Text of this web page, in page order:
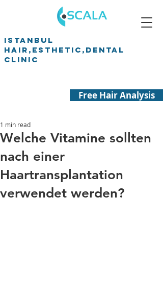
ISTANBUL
HAIR,ESTHETIC,DENTAL
CLINIC
Free Hair Analysis
Welche Vitamine sollten
nach einer
Haartransplantation
verwendet werden?
1 min read